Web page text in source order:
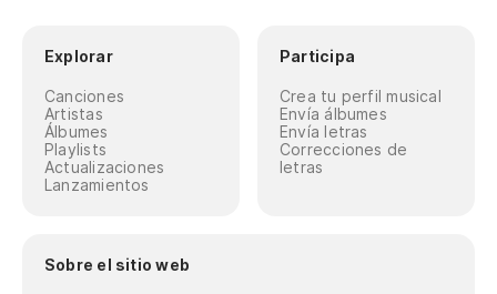
Explorar
Canciones
Artistas
Álbumes
Playlists
Actualizaciones
Lanzamientos
Participa
Crea tu perfil musical
Envía álbumes
Envía letras
Correcciones de
letras
Sobre el sitio web